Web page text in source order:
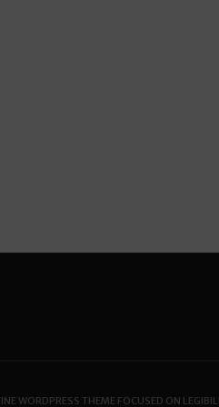
WORDPRESS THEME FOCUSED ON